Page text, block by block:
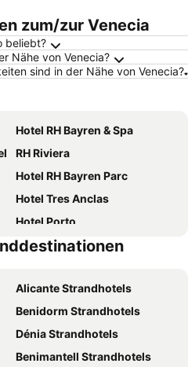
zum/zur Venecia
beliebt?
Nähe von Venecia?
sind in der Nähe von Venecia?
Hotel RH Bayren & Spa
RH Riviera
Hotel RH Bayren Parc
Hotel Tres Anclas
Hotel Porto
VS Gandía Palace Hotel
Hotel La Marsellesa
Hotel Safari
Hostal Tropical
Hotel Borgia
Alicante Strandhotels
Benidorm Strandhotels
Dénia Strandhotels
Benimantell Strandhotels